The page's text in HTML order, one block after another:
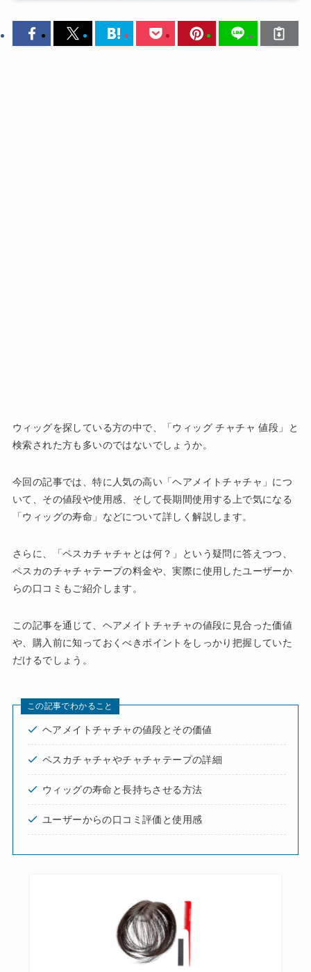
ウィッグを探している方の中で、「ウィッグ チャチャ 値段」と
検索された方も多いのではないでしょうか。
今回の記事では、特に人気の高い「ヘアメイトチャチャ」につ
いて、その値段や使用感、そして長期間使用する上で気になる
「ウィッグの寿命」などについて詳しく解説します。
さらに、「ペスカチャチャとは何？」という疑問に答えつつ、
ペスカのチャチャテープの料金や、実際に使用したユーザーか
らの口コミもご紹介します。
この記事を通じて、ヘアメイトチャチャの値段に見合った価値
や、購入前に知っておくべきポイントをしっかり把握していた
だけるでしょう。
この記事でわかること
ヘアメイトチャチャの値段とその価値
ペスカチャチャやチャチャテープの詳細
ウィッグの寿命と長持ちさせる方法
ユーザーからの口コミ評価と使用感